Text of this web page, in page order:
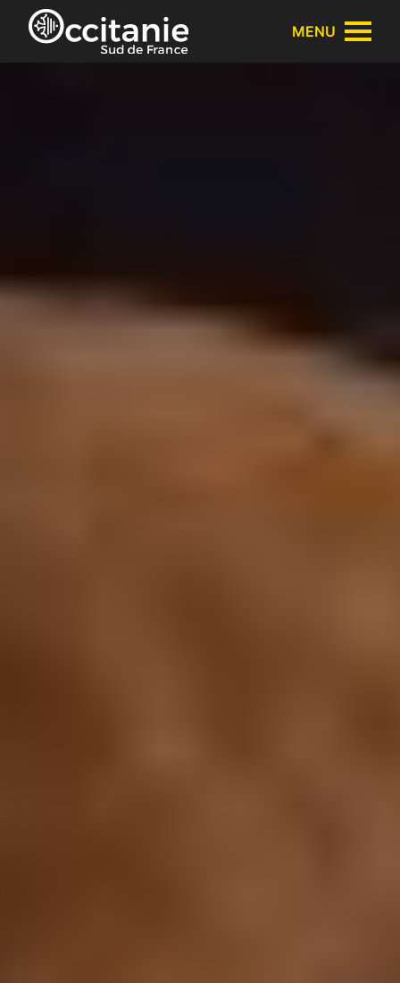
Panneau de gestion des cookies
MENU